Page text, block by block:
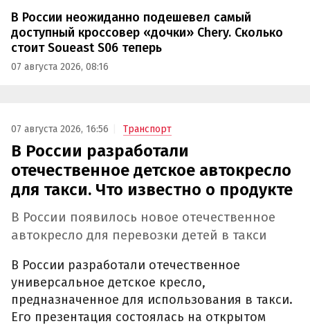
В России неожиданно подешевел самый
доступный кроссовер «дочки» Chery. Сколько
стоит Soueast S06 теперь
07 августа 2026, 08:16
07 августа 2026, 16:56 Транспорт
В России разработали
отечественное детское автокресло
для такси. Что известно о продукте
В России появилось новое отечественное
автокресло для перевозки детей в такси
В России разработали отечественное
универсальное детское кресло,
предназначенное для использования в такси.
Его презентация состоялась на открытом